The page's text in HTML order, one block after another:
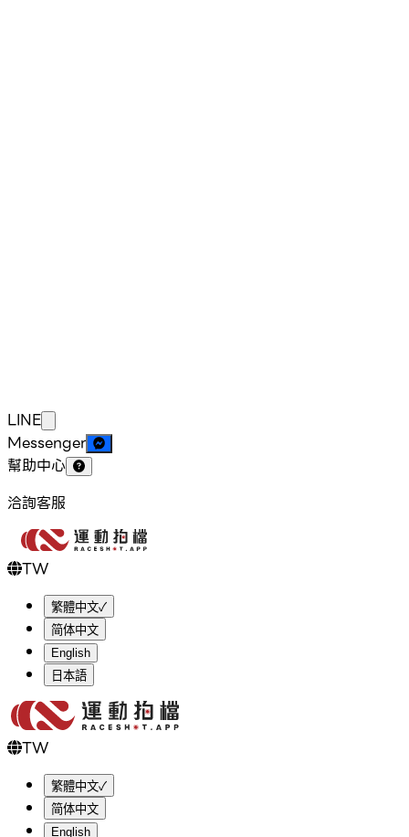
LINE
Messenger
幫助中心
洽詢客服
TW
繁體中文✓
简体中文
English
日本語
TW
繁體中文✓
简体中文
English